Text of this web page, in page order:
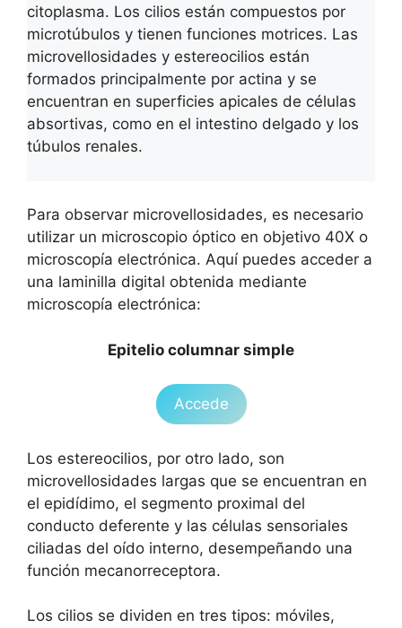
citoplasma. Los cilios están compuestos por
microtúbulos y tienen funciones motrices. Las
microvellosidades y estereocilios están
formados principalmente por actina y se
encuentran en superficies apicales de células
absortivas, como en el intestino delgado y los
túbulos renales.
Para observar microvellosidades, es necesario
utilizar un microscopio óptico en objetivo 40X o
microscopía electrónica. Aquí puedes acceder a
una laminilla digital obtenida mediante
microscopía electrónica:
Epitelio columnar simple
Accede
Los estereocilios, por otro lado, son
microvellosidades largas que se encuentran en
el epidídimo, el segmento proximal del
conducto deferente y las células sensoriales
ciliadas del oído interno, desempeñando una
función mecanorreceptora.
Los cilios se dividen en tres tipos: móviles,